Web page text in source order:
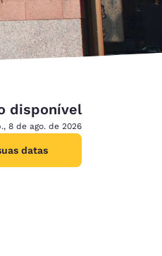
disponível
8 de ago. de 2026
datas